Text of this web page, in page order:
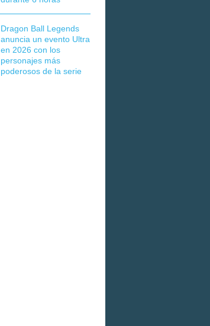
Dragon Ball Legends
anuncia un evento Ultra
en 2026 con los
personajes más
poderosos de la serie